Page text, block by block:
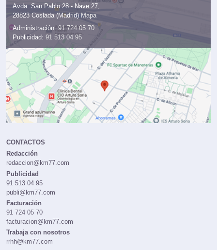
Avda. San Pablo 28 - Nave 27,
28823 Coslada (Madrid) Mapa
Administración: 91 724 05 70
Publicidad: 91 513 04 95
CONTACTOS
Redacción
redaccion@km77.com
Publicidad
91 513 04 95
publi@km77.com
Facturación
91 724 05 70
facturacion@km77.com
Trabaja con nosotros
rrhh@km77.com